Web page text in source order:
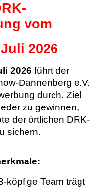
vom
2026
2026 führt der
Dannenberg e.V.
durch. Ziel
zu gewinnen,
der örtlichen DRK-
sichern.
köpfige Team trägt